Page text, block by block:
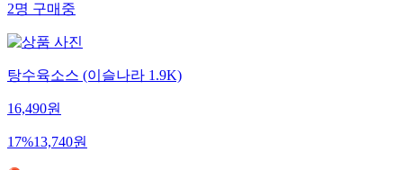
2명구매중
탕수육소스 (이슬나라 1.9K)
16,490원
17%13,740원